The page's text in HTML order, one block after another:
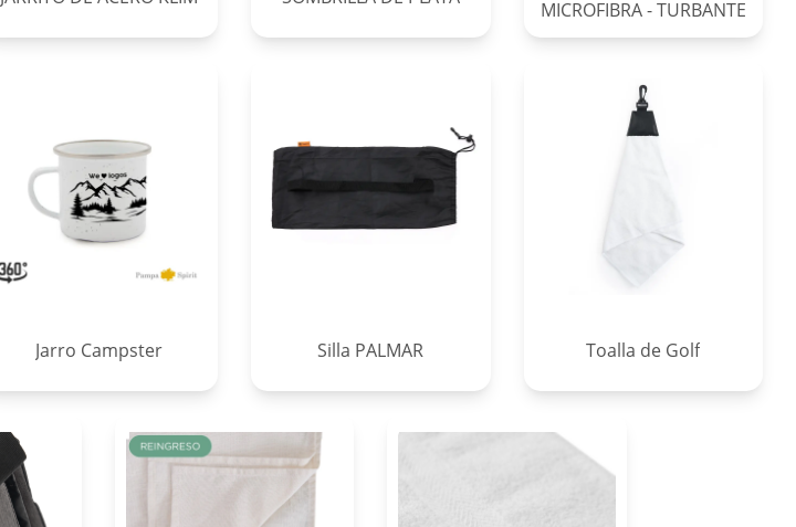
MICROFIBRA - TURBANTE
Jarro Campster Silla PALMAR Toalla de Golf